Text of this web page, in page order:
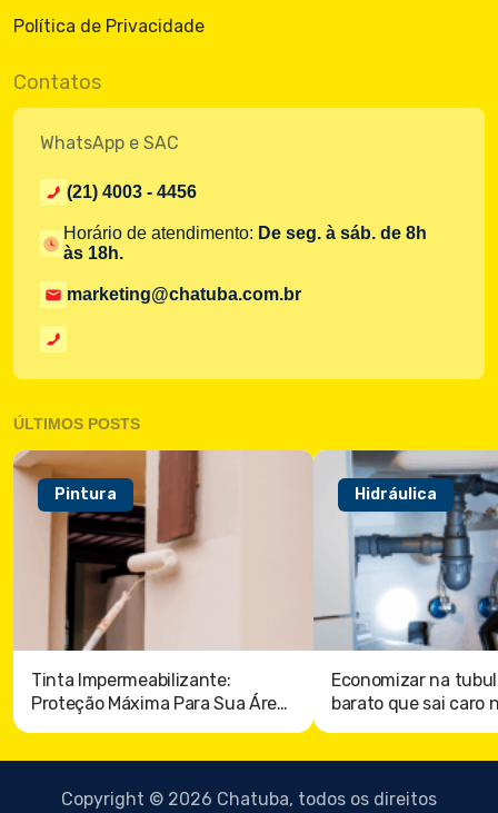
Política de Privacidade
Contatos
WhatsApp e SAC
(21) 4003 - 4456
Horário de atendimento: De seg. à sáb. de 8h
às 18h.
marketing@chatuba.com.br
ÚLTIMOS POSTS
Pintura
Tinta Impermeabilizante:
Proteção Máxima Para Sua Área
Hidráulica
Economizar na
barato que sai caro
Copyright © 2026 Chatuba, todos os direitos